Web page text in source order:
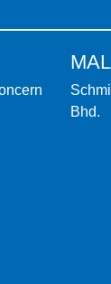
Bhd.